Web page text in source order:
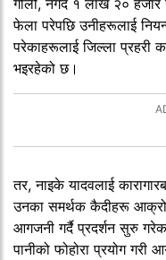
फेला परेपछि उनीहरूलाई
परेकाहरूलाई जिल्ला प्रहरी
भइरहेको छ।
तर, नाइके यादवलाई
उनका समर्थक कैदीहरू
आगजनी गर्दै प्रदर्शन सुरु
पानीको फोहोरा प्रयोग गरी